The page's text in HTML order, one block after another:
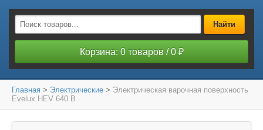
Найти
Корзина: 0 товаров / 0 ₽
Главная > Электрические > Электрическая варочная поверхность
Evelux HEV 640 B